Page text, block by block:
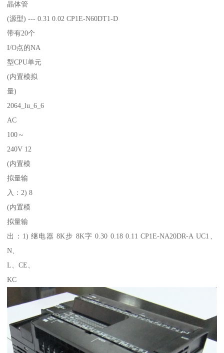
晶体管
(源型) --- 0.31 0.02 CP1E-N60DT1-D
带有20个
I/O点的NA
型CPU单元
(内置模拟
量)
2064_lu_6_6
AC
100～
240V 12
(内置模
拟量输
入：2) 8
(内置模
拟量输
出：1) 继电器 8K步 8K字 0.30 0.18 0.11 CP1E-NA20DR-A UC1、
N、
L、CE、
KC